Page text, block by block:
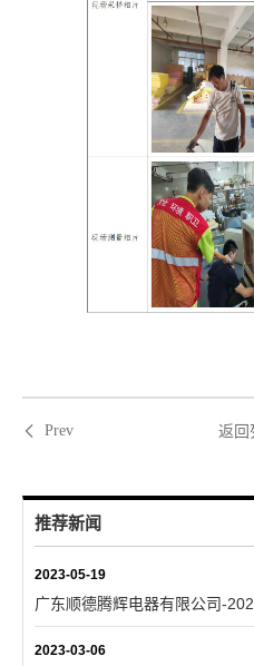
Prev 返回
推荐新闻
2023-05-19
广东顺德腾辉电器有限公司-
2023-03-06